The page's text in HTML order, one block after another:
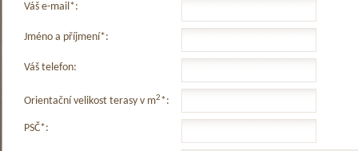
Váš e-mail*:
Jméno a příjmení*:
Váš telefon:
Orientační velikost terasy v m2*:
PSČ*: